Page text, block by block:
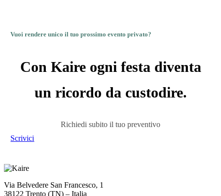
Vuoi rendere unico il tuo prossimo evento privato?
Con Kaire ogni festa diventa
un ricordo da custodire.
Richiedi subito il tuo preventivo
Scrivici
Via Belvedere San Francesco, 1
38122 Trento (TN) – Italia